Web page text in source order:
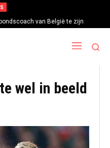
van België te zijn
wel in beeld